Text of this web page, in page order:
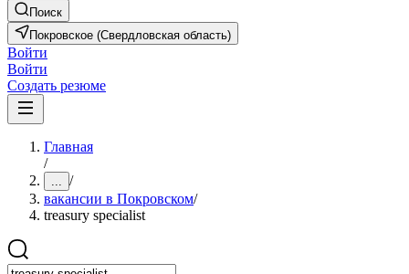
Поиск
Покровское (Свердловская область)
Войти
Войти
Создать резюме
Главная
/
... /
вакансии в Покровском/
treasury specialist